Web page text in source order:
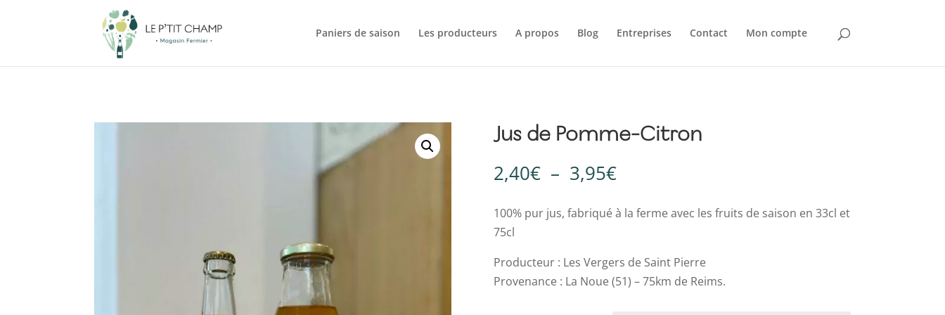
Paniers de saison Les producteurs A propos Blog Entreprises Contact Mon compte
Jus de Pomme-Citron
2,40€ – 3,95€Plage
prix :
3,95€
100% pur jus, fabriqué à la ferme avec les fruits de saison en 33cl et
75cl
Producteur : Les Vergers de Saint Pierre
Provenance : La Noue (51) – 75km de Reims.